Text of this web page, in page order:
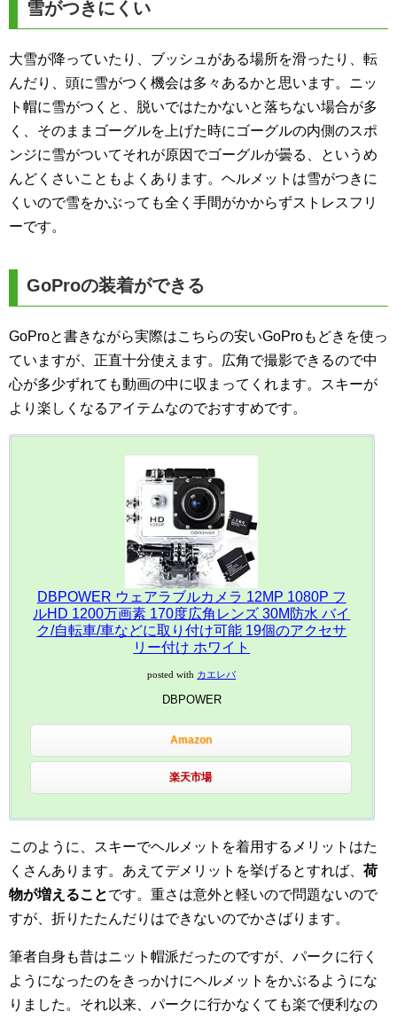
雪がつきにくい
大雪が降っていたり、ブッシュがある場所を滑ったり、転
んだり、頭に雪がつく機会は多々あるかと思います。ニッ
ト帽に雪がつくと、脱いではたかないと落ちない場合が多
く、そのままゴーグルを上げた時にゴーグルの内側のスポ
ンジに雪がついてそれが原因でゴーグルが曇る、というめ
んどくさいこともよくあります。ヘルメットは雪がつきに
くいので雪をかぶっても全く手間がかからずストレスフリ
ーです。
GoProの装着ができる
GoProと書きながら実際はこちらの安いGoProもどきを使っ
ていますが、正直十分使えます。広角で撮影できるので中
心が多少ずれても動画の中に収まってくれます。スキーが
より楽しくなるアイテムなのでおすすめです。
DBPOWER ウェアラブルカメラ 12MP 1080P フ
ルHD 1200万画素 170度広角レンズ 30M防水 バイ
ク/自転車/車などに取り付け可能 19個のアクセサ
リー付け ホワイト
posted with カエレバ
DBPOWER
Amazon
楽天市場
このように、スキーでヘルメットを着用するメリットはた
くさんあります。あえてデメリットを挙げるとすれば、 荷
物が増えることです。重さは意外と軽いので問題ないので
すが、折りたたんだりはできないのでかさばります。
筆者自身も昔はニット帽派だったのですが、パークに行く
ようになったのをきっかけにヘルメットをかぶるようにな
りました。それ以来、パークに行かなくても楽で便利なの